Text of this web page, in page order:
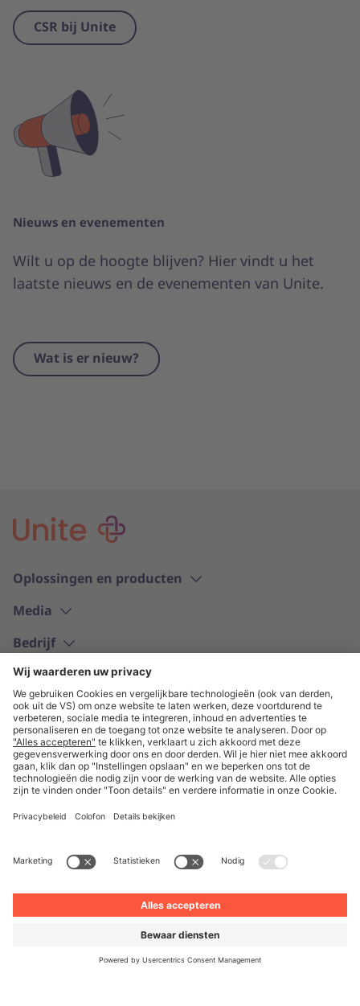
CSR bij Unite
Nieuws en evenementen
Wilt u op de hoogte blijven? Hier vindt u het
laatste nieuws en de evenementen van Unite.
Wat is er nieuw?
Oplossingen en producten
Media
Bedrijf
Algemene Voorwaarden
Nederlands